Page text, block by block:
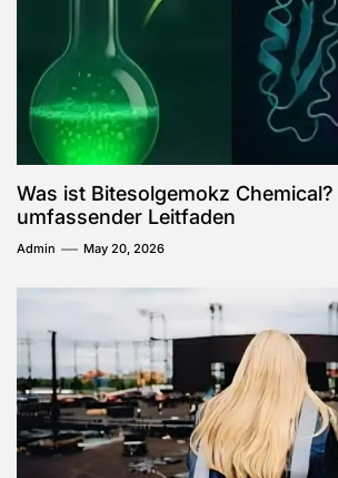
Was ist Bitesolgemokz Chemical?
umfassender Leitfaden
Admin May 20, 2026